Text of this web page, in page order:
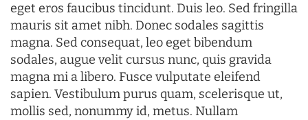
eget eros faucibus tincidunt. Duis leo. Sed fringilla
mauris sit amet nibh. Donec sodales sagittis
magna. Sed consequat, leo eget bibendum
sodales, augue velit cursus nunc, quis gravida
magna mi a libero. Fusce vulputate eleifend
sapien. Vestibulum purus quam, scelerisque ut,
mollis sed, nonummy id, metus. Nullam